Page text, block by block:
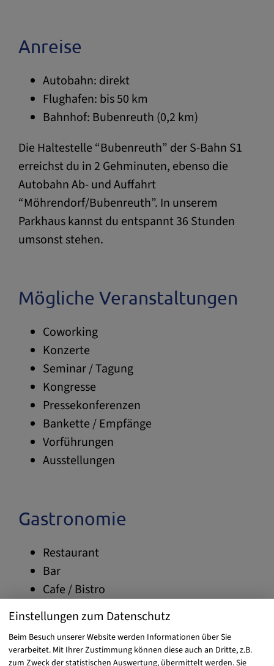
Anreise
Autobahn: direkt
Flughafen: bis 50 km
Bahnhof: Bubenreuth (0,2 km)
Die Haltestelle “Bubenreuth” der S-Bahn S1
erreichst du in 2 Gehminuten, ebenso die
Autobahn Ab- und Auffahrt
“Möhrendorf/Bubenreuth”. In unserem
Parkhaus kannst du entspannt 36 Stunden
umsonst stehen.
Mögliche Veranstaltungen
Coworking
Konzerte
Seminar / Tagung
Kongresse
Pressekonferenzen
Bankette / Empfänge
Vorführungen
Ausstellungen
Gastronomie
Restaurant
Bar
Cafe / Bistro
Außengastronomie
Regional, frisch per Hand zubereitet – und das
in einer Boulderhalle? Zwischen all den Griffen
Einstellungen zum Datenschutz
Beim Besuch unserer Website werden Informationen über Sie
verarbeitet. Mit Ihrer Zustimmung können diese auch an Dritte, z.B.
zum Zweck der statistischen Auswertung, übermittelt werden. Sie